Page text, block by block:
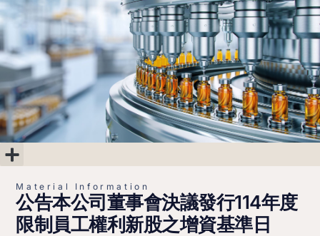
Material Information
公告本公司董事會決議發行114年度
限制員工權利新股之增資基準日